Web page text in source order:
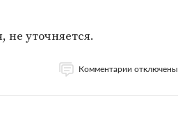
уточняется.
Комментарии отключены